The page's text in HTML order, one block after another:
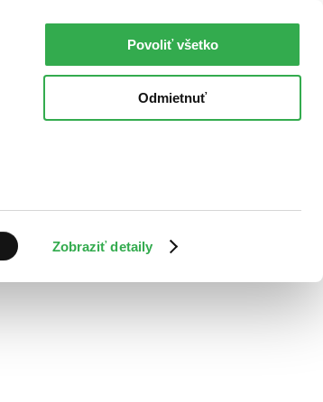
Zobraziť detaily
Povoliť všetko
Odmietnuť